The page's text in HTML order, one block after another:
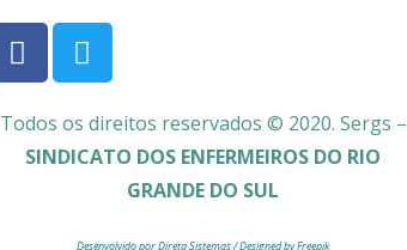
Todos os direitos reservados © 2020. Sergs –
SINDICATO DOS ENFERMEIROS DO RIO
GRANDE DO SUL
Desenvolvido por Direta Sistemas /Designed by Freepik